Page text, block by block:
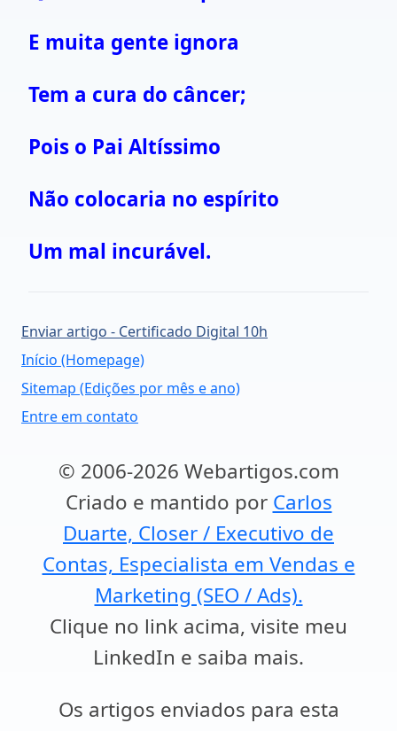
E muita gente ignora
Tem a cura do câncer;
Pois o Pai Altíssimo
Não colocaria no espírito
Um mal incurável.
Enviar artigo - Certificado Digital 10h
Início (Homepage)
Sitemap (Edições por mês e ano)
Entre em contato
© 2006-2026 Webartigos.com
Criado e mantido por Carlos
Duarte, Closer / Executivo de
Contas, Especialista em Vendas e
Marketing (SEO / Ads).
Clique no link acima, visite meu
LinkedIn e saiba mais.
Os artigos enviados para esta